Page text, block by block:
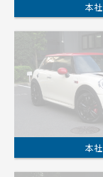
本社
本社